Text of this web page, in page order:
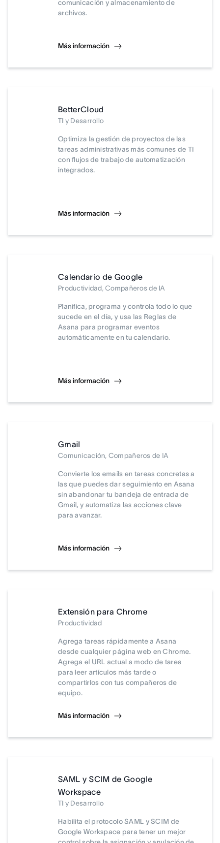
comunicación y almacenamiento de
archivos.
Más información
BetterCloud
TI y Desarrollo
Optimiza la gestión de proyectos de las
tareas administrativas más comunes de TI
con flujos de trabajo de automatización
integrados.
Más información
Calendario de Google
Productividad, Compañeros de IA
Planifica, programa y controla todo lo que
sucede en el día, y usa las Reglas de
Asana para programar eventos
automáticamente en tu calendario.
Más información
Gmail
Comunicación, Compañeros de IA
Convierte los emails en tareas concretas a
las que puedes dar seguimiento en Asana
sin abandonar tu bandeja de entrada de
Gmail, y automatiza las acciones clave
para avanzar.
Más información
Extensión para Chrome
Productividad
Agrega tareas rápidamente a Asana
desde cualquier página web en Chrome.
Agrega el URL actual a modo de tarea
para leer artículos más tarde o
compartirlos con tus compañeros de
equipo.
Más información
SAML y SCIM de Google
Workspace
TI y Desarrollo
Habilita el protocolo SAML y SCIM de
Google Workspace para tener un mejor